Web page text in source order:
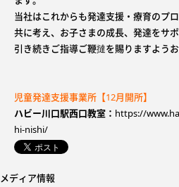
当社はこれからも発達支援・療育のプ
共に考え、お子さまの成長、発達をサ
引き続きご指導ご鞭撻を賜りますよう
児童発達支援事業所【12月開所】
ハビー川口駅西口教室： https://
hi-nishi/
メディア情報